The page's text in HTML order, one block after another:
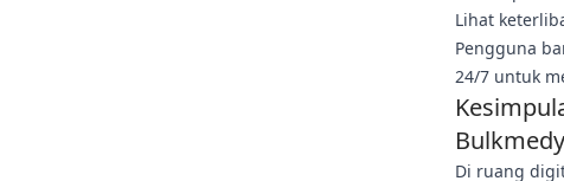
Lihat
Pengguna
24/7 untuk
Di ruang